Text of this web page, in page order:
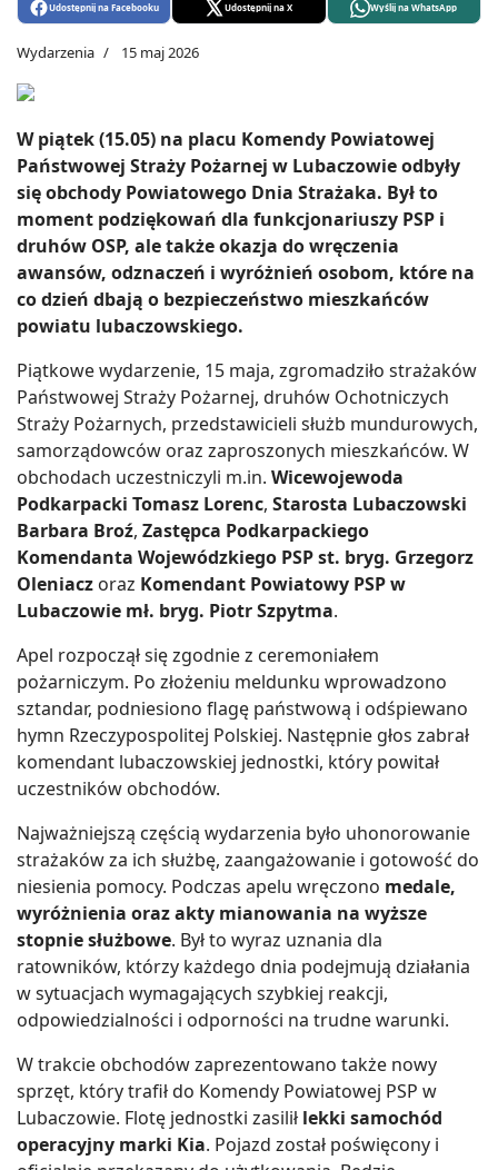
Udostępnij na Facebooku Udostępnij na X Wyślij na WhatsApp
Wydarzenia 15 maj 2026
W piątek (15.05) na placu Komendy Powiatowej
Państwowej Straży Pożarnej w Lubaczowie odbyły
się obchody Powiatowego Dnia Strażaka. Był to
moment podziękowań dla funkcjonariuszy PSP i
druhów OSP, ale także okazja do wręczenia
awansów, odznaczeń i wyróżnień osobom, które na
co dzień dbają o bezpieczeństwo mieszkańców
powiatu lubaczowskiego.
Piątkowe wydarzenie, 15 maja, zgromadziło strażaków
Państwowej Straży Pożarnej, druhów Ochotniczych
Straży Pożarnych, przedstawicieli służb mundurowych,
samorządowców oraz zaproszonych mieszkańców. W
obchodach uczestniczyli m.in. Wicewojewoda
Podkarpacki Tomasz Lorenc, Starosta Lubaczowski
Barbara Broź, Zastępca Podkarpackiego
Komendanta Wojewódzkiego PSP st. bryg. Grzegorz
Oleniacz oraz Komendant Powiatowy PSP w
Lubaczowie mł. bryg. Piotr Szpytma.
Apel rozpoczął się zgodnie z ceremoniałem
pożarniczym. Po złożeniu meldunku wprowadzono
sztandar, podniesiono flagę państwową i odśpiewano
hymn Rzeczypospolitej Polskiej. Następnie głos zabrał
komendant lubaczowskiej jednostki, który powitał
uczestników obchodów.
Najważniejszą częścią wydarzenia było uhonorowanie
strażaków za ich służbę, zaangażowanie i gotowość do
niesienia pomocy. Podczas apelu wręczono medale,
wyróżnienia oraz akty mianowania na wyższe
stopnie służbowe. Był to wyraz uznania dla
ratowników, którzy każdego dnia podejmują działania
w sytuacjach wymagających szybkiej reakcji,
odpowiedzialności i odporności na trudne warunki.
W trakcie obchodów zaprezentowano także nowy
sprzęt, który trafił do Komendy Powiatowej PSP w
Lubaczowie. Flotę jednostki zasilił lekki samochód
operacyjny marki Kia. Pojazd został poświęcony i